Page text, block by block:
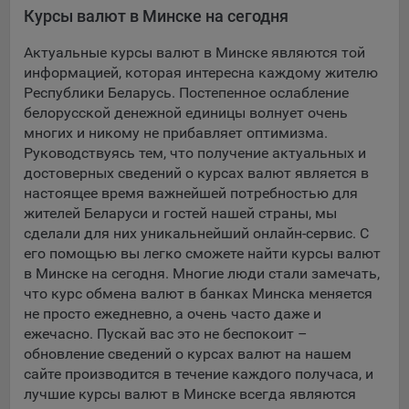
рекламы пользователю.
9.1. Технические (обязательные) файлы cookie, например,
применяемые при регистрации либо входе в систему, или
для оставления отзыва либо комментария. Данные файлы
cookie используются в целях обеспечения корректной
работы сайтов и полноценного использования его
функционала пользователем, не могут быть отключены в
системах. Вместе с тем, пользователь может настроить
браузер, чтобы он блокировал такие файлы сookie или
уведомлял пользователя об их использовании — но в таком
случае некоторые разделы сайта могут не работать).
9.2. Функциональные файлы cookie, например,
используются для обеспечения работы некоторых
дополнительных функций сайтов, например, для хранения
предпочтений пользователя, в том числе имени
пользователя или выбора языка, и для предотвращения
повторных прохождений опросов пользователями.
Курсы валют в Минске на сегодня
Актуальные курсы валют в Минске являются той
информацией, которая интересна каждому жителю
Республики Беларусь. Постепенное ослабление
белорусской денежной единицы волнует очень
многих и никому не прибавляет оптимизма.
Руководствуясь тем, что получение актуальных и
достоверных сведений о курсах валют является в
настоящее время важнейшей потребностью для
жителей Беларуси и гостей нашей страны, мы
сделали для них уникальнейший онлайн-сервис. С
его помощью вы легко сможете найти курсы валют
в Минске на сегодня. Многие люди стали замечать,
что курс обмена валют в банках Минска меняется
не просто ежедневно, а очень часто даже и
ежечасно. Пускай вас это не беспокоит –
обновление сведений о курсах валют на нашем
сайте производится в течение каждого получаса, и
лучшие курсы валют в Минске всегда являются